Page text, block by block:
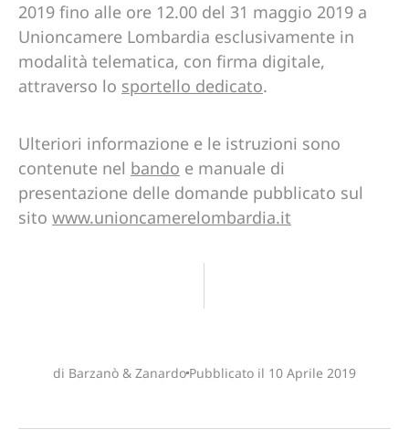
2019 fino alle ore 12.00 del 31 maggio 2019 a
Unioncamere Lombardia esclusivamente in
modalità telematica, con firma digitale,
attraverso lo sportello dedicato.
Ulteriori informazione e le istruzioni sono
contenute nel bando e manuale di
presentazione delle domande pubblicato sul
sito www.unioncamerelombardia.it
di Barzanò & Zanardo Pubblicato il 10 Aprile 2019